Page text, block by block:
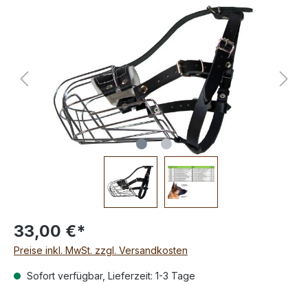
33,00 €*
Preise inkl. MwSt. zzgl. Versandkosten
Sofort verfügbar, Lieferzeit: 1-3 Tage